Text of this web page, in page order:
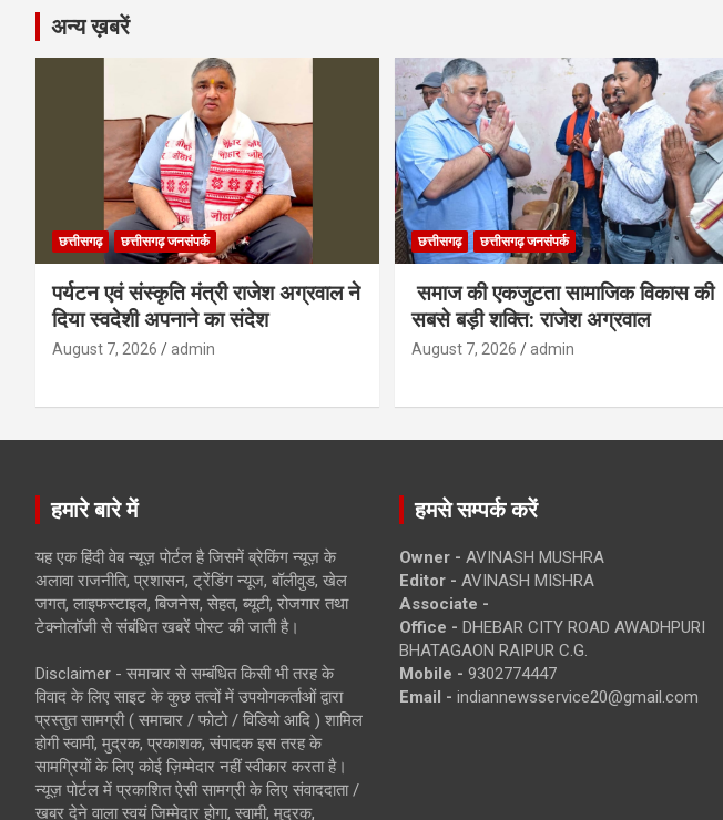
अन्य ख़बरें
छत्तीसगढ़ छत्तीसगढ़ जनसंपर्क
पर्यटन एवं संस्कृति मंत्री राजेश अग्रवाल ने
दिया स्वदेशी अपनाने का संदेश
August 7, 2026 admin
छत्तीसगढ़ छत्तीसगढ़ जनसंपर्क
समाज की एकजुटता सामाजिक विकास की
सबसे बड़ी शक्ति: राजेश अग्रवाल
August 7, 2026 admin
हमारे बारे में
यह एक हिंदी वेब न्यूज़ पोर्टल है जिसमें ब्रेकिंग न्यूज़ के
अलावा राजनीति, प्रशासन, ट्रेंडिंग न्यूज, बॉलीवुड, खेल
जगत, लाइफस्टाइल, बिजनेस, सेहत, ब्यूटी, रोजगार तथा
टेक्नोलॉजी से संबंधित खबरें पोस्ट की जाती है।
Disclaimer - समाचार से सम्बंधित किसी भी तरह के
विवाद के लिए साइट के कुछ तत्वों में उपयोगकर्ताओं द्वारा
प्रस्तुत सामग्री ( समाचार / फोटो / विडियो आदि ) शामिल
होगी स्वामी, मुद्रक, प्रकाशक, संपादक इस तरह के
सामग्रियों के लिए कोई ज़िम्मेदार नहीं स्वीकार करता है।
न्यूज़ पोर्टल में प्रकाशित ऐसी सामग्री के लिए संवाददाता /
खबर देने वाला स्वयं जिम्मेदार होगा, स्वामी, मुद्रक,
हमसे सम्पर्क करें
Owner - AVINASH MUSHRA
Editor - AVINASH MISHRA
Associate -
Office - DHEBAR CITY ROAD AWADHPURI
BHATAGAON RAIPUR C.G.
Mobile - 9302774447
Email - indiannewsservice20@gmail.com